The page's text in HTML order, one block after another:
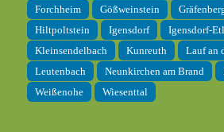
Forchheim
Gößweinstein
Hiltpoltstein
Igensdorf
Igensdorf-
Kleinsendelbach
Kunreuth
Lauf an
Leutenbach
Neunkirchen am Brand
Weißenohe
Wiesenttal